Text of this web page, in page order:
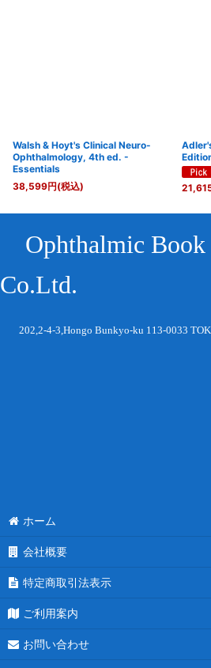
Walsh & Hoyt's Clinical Neuro-
Ophthalmology, 4th ed. -
Essentials
38,599円(税込)
Ophthalmic Book
Co.Ltd.
202,2-4-3,Hongo Bunkyo-ku 113-0033
ホーム
会社概要
特定商取引法表示
ご利用案内
お問い合わせ